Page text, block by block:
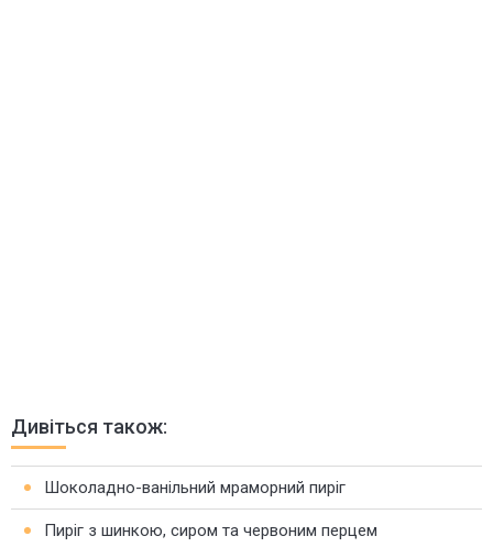
Дивіться також:
Шоколадно-ванільний мраморний пиріг
Пиріг з шинкою, сиром та червоним перцем